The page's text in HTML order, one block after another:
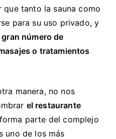
que tanto la sauna como
para su uso privado, y
número de
o tratamientos
manera, no nos
el restaurante
parte del complejo
uno de los más